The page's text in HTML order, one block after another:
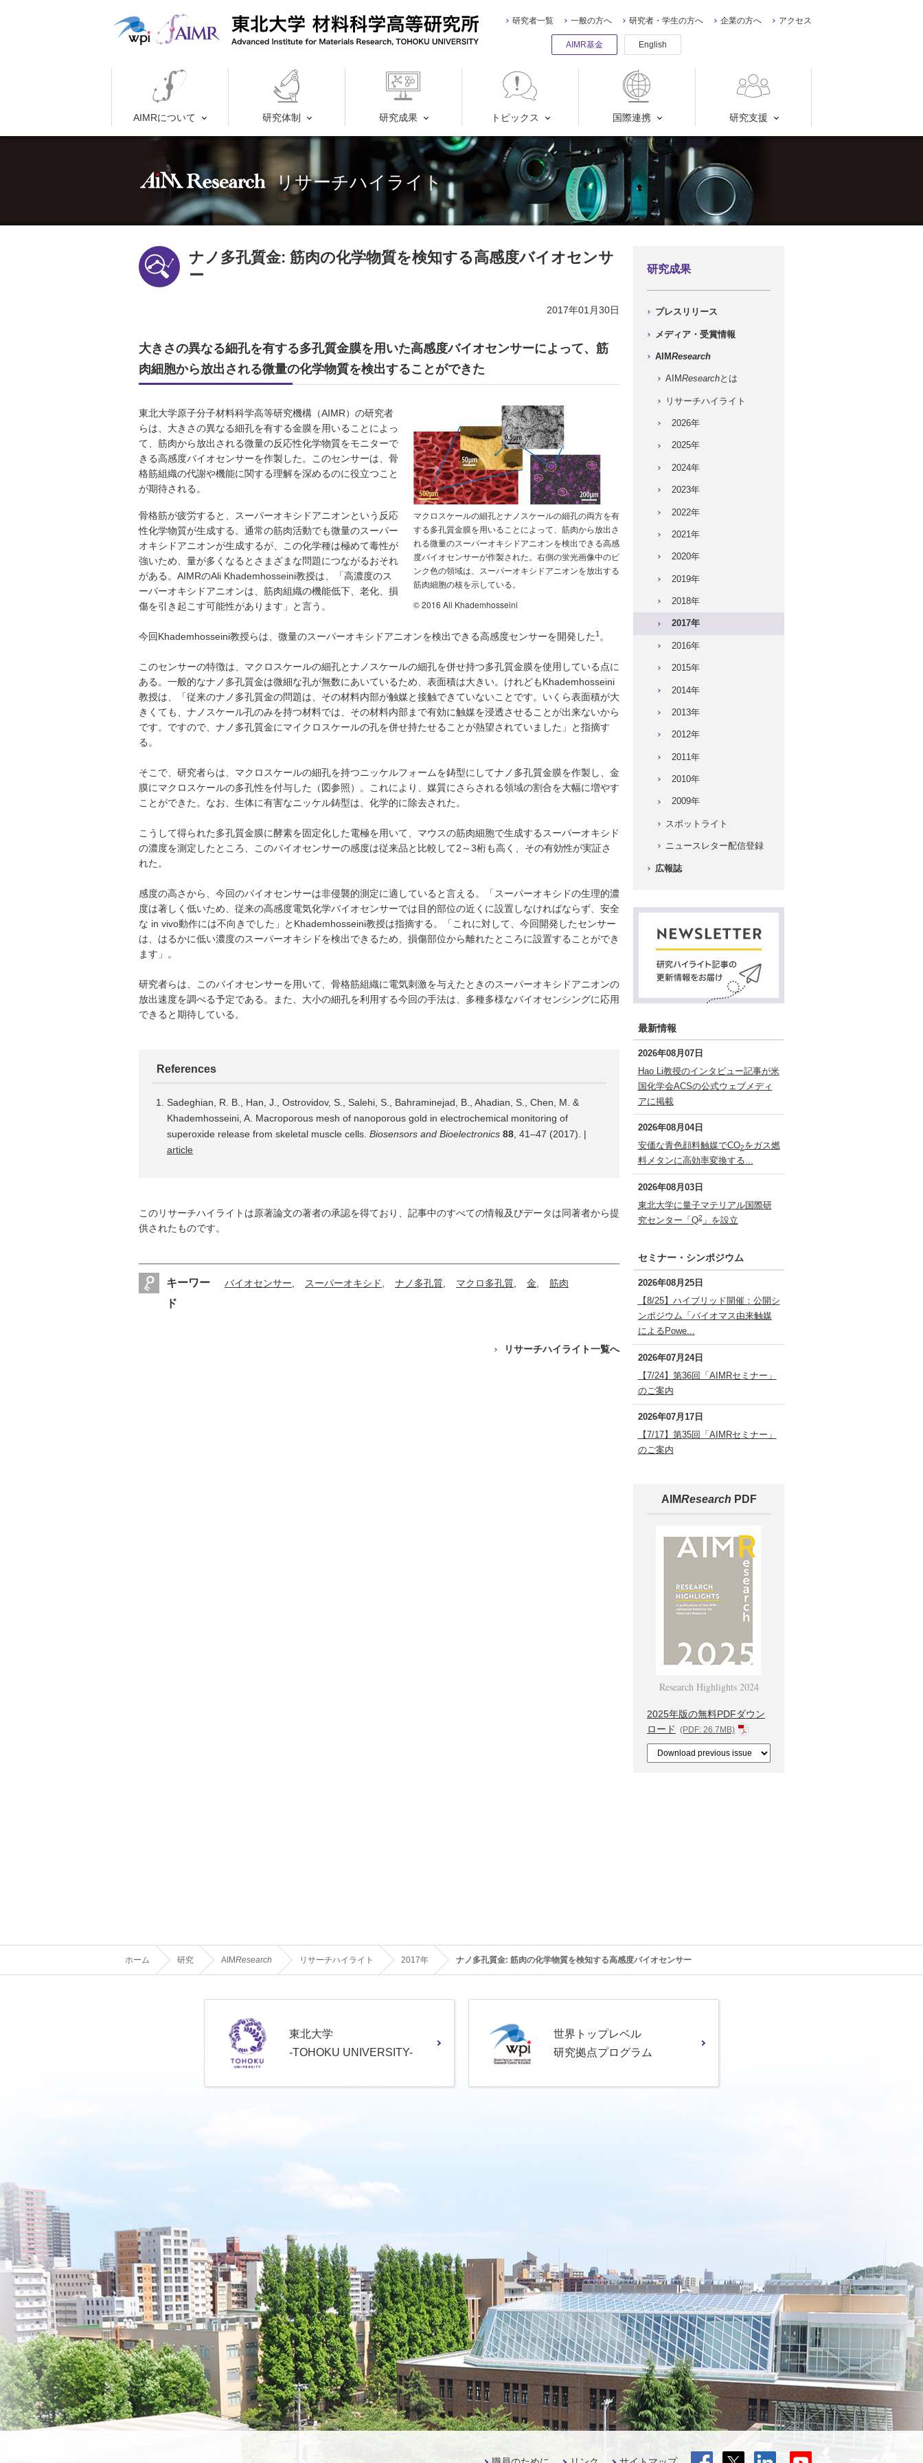
AIMRについて 研究体制 研究成果 トピックス 国際連携 研究支援
研究者一覧 一般の方へ 研究者・学生の方へ 企業の方へ アクセス
AIMR基金 English
リサーチハイライト
ナノ多孔質金: 筋肉の化学物質を検知する高感度バイオセンサ
ー
2017年01月30日
大きさの異なる細孔を有する多孔質金膜を用いた高感度バイオセンサーによって、筋
肉細胞から放出される微量の化学物質を検出することができた
マクロスケールの細孔とナノスケールの細孔の両方を有
する多孔質金膜を用いることによって、筋肉から放出さ
れる微量のスーパーオキシドアニオンを検出できる高感
度バイオセンサーが作製された。右側の蛍光画像中のピ
ンク色の領域は、スーパーオキシドアニオンを放出する
筋肉細胞の核を示している。
© 2016 Ali Khademhosseini
東北大学原子分子材料科学高等研究機構（AIMR）の研究者
らは、大きさの異なる細孔を有する金膜を用いることによっ
て、筋肉から放出される微量の反応性化学物質をモニターで
きる高感度バイオセンサーを作製した。このセンサーは、骨
格筋組織の代謝や機能に関する理解を深めるのに役立つこと
が期待される。
骨格筋が疲労すると、スーパーオキシドアニオンという反応
性化学物質が生成する。通常の筋肉活動でも微量のスーパー
オキシドアニオンが生成するが、この化学種は極めて毒性が
強いため、量が多くなるとさまざまな問題につながるおそれ
がある。AIMRのAli Khademhosseini教授は、「高濃度のス
ーパーオキシドアニオンは、筋肉組織の機能低下、老化、損
傷を引き起こす可能性があります」と言う。
今回Khademhosseini教授らは、微量のスーパーオキシドアニオンを検出できる高感度センサーを開発した 1 。
このセンサーの特徴は、マクロスケールの細孔とナノスケールの細孔を併せ持つ多孔質金膜を使用している点に
ある。一般的なナノ多孔質金は微細な孔が無数にあいているため、表面積は大きい。けれどもKhademhosseini
教授は、「従来のナノ多孔質金の問題は、その材料内部が触媒と接触できていないことです。いくら表面積が大
きくても、ナノスケール孔のみを持つ材料では、その材料内部まで有効に触媒を浸透させることが出来ないから
です。ですので、ナノ多孔質金にマイクロスケールの孔を併せ持たせることが熱望されていました」と指摘す
る。
そこで、研究者らは、マクロスケールの細孔を持つニッケルフォームを鋳型にしてナノ多孔質金膜を作製し、金
膜にマクロスケールの多孔性を付与した（図参照）。これにより、媒質にさらされる領域の割合を大幅に増やす
ことができた。なお、生体に有害なニッケル鋳型は、化学的に除去された。
こうして得られた多孔質金膜に酵素を固定化した電極を用いて、マウスの筋肉細胞で生成するスーパーオキシド
の濃度を測定したところ、このバイオセンサーの感度は従来品と比較して2～3桁も高く、その有効性が実証さ
れた。
感度の高さから、今回のバイオセンサーは非侵襲的測定に適していると言える。「スーパーオキシドの生理的濃
度は著しく低いため、従来の高感度電気化学バイオセンサーでは目的部位の近くに設置しなければならず、安全
な in vivo動作には不向きでした」とKhademhosseini教授は指摘する。「これに対して、今回開発したセンサー
は、はるかに低い濃度のスーパーオキシドを検出できるため、損傷部位から離れたところに設置することができ
ます」。
研究者らは、このバイオセンサーを用いて、骨格筋組織に電気刺激を与えたときのスーパーオキシドアニオンの
放出速度を調べる予定である。また、大小の細孔を利用する今回の手法は、多種多様なバイオセンシングに応用
できると期待している。
References
Sadeghian, R. B., Han, J., Ostrovidov, S., Salehi, S., Bahraminejad, B., Ahadian, S., Chen, M. &
Khademhosseini, A. Macroporous mesh of nanoporous gold in electrochemical monitoring of
superoxide release from skeletal muscle cells. Biosensors and Bioelectronics 88, 41–47 (2017). |
article
このリサーチハイライトは原著論文の著者の承認を得ており、記事中のすべての情報及びデータは同著者から提
供されたものです。
キーワー
ド
バイオセンサー スーパーオキシド ナノ多孔質 マクロ多孔質 金 筋肉
リサーチハイライト一覧へ
研究成果
プレスリリース
メディア・受賞情報
AIMResearch
AIMResearchとは
リサーチハイライト
2026年
2025年
2024年
2023年
2022年
2021年
2020年
2019年
2018年
2017年
2016年
2015年
2014年
2013年
2012年
2011年
2010年
2009年
スポットライト
ニュースレター配信登録
広報誌
最新情報
2026年08月07日
Hao Li教授のインタビュー記事が米
国化学会ACSの公式ウェブメディ
アに掲載
2026年08月04日
安価な青色顔料触媒でCO2をガス燃
料メタンに高効率変換する...
2026年08月03日
東北大学に量子マテリアル国際研
究センター「Q2」を設立
セミナー・シンポジウム
2026年08月25日
【8/25】ハイブリッド開催：公開シ
ンポジウム「バイオマス由来触媒
によるPowe...
2026年07月24日
【7/24】第36回「AIMRセミナー」
のご案内
2026年07月17日
【7/17】第35回「AIMRセミナー」
のご案内
AIMResearch PDF
Research Highlights 2024
2025年版の無料PDFダウン
ロード
(PDF: 26.7MB)
ホーム 研究 AIMResearch リサーチハイライト 2017年 ナノ多孔質金: 筋肉の化学物質を検知する高感度バイオセンサー
東北大学
-TOHOKU UNIVERSITY-
世界トップレベル
研究拠点プログラム